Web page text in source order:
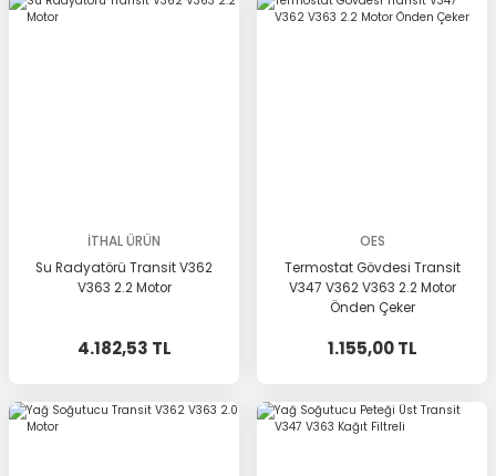
İTHAL ÜRÜN
Su Radyatörü Transit V362
V363 2.2 Motor
4.182,53 TL
OES
Termostat Gövdesi Transit
V347 V362 V363 2.2 Motor
Önden Çeker
1.155,00 TL